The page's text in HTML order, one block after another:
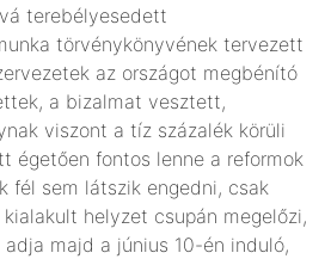
terebélyesedett
törvénykönyvének tervezett
az országot megbénító
a bizalmat vesztett,
viszont a tíz százalék körüli
égetően fontos lenne a reformok
fél sem látszik engedni, csak
helyzet csupán megelőzi,
majd a június 10-én induló,